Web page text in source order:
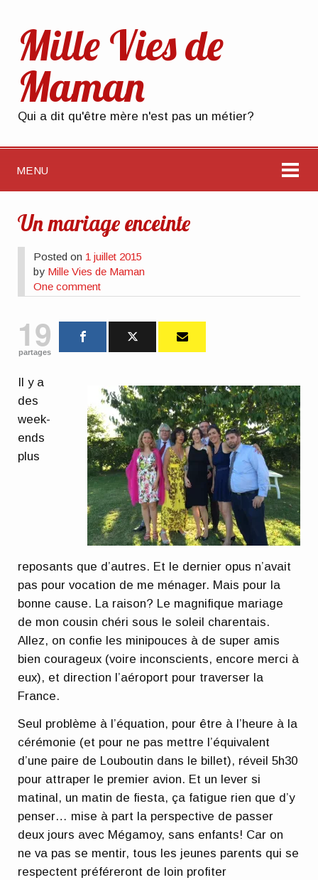
Mille Vies de
Maman
Qui a dit qu'être mère n'est pas un métier?
MENU
Un mariage enceinte
Posted on 1 juillet 2015
by Mille Vies de Maman
One comment
19
partages
Il y a
des
week-
ends
plus
reposants que d’autres. Et le dernier opus n’avait
pas pour vocation de me ménager. Mais pour la
bonne cause. La raison? Le magnifique mariage
de mon cousin chéri sous le soleil charentais.
Allez, on confie les minipouces à de super amis
bien courageux (voire inconscients, encore merci à
eux), et direction l’aéroport pour traverser la
France.
Seul problème à l’équation, pour être à l’heure à la
cérémonie (et pour ne pas mettre l’équivalent
d’une paire de Louboutin dans le billet), réveil 5h30
pour attraper le premier avion. Et un lever si
matinal, un matin de fiesta, ça fatigue rien que d’y
penser… mise à part la perspective de passer
deux jours avec Mégamoy, sans enfants! Car on
ne va pas se mentir, tous les jeunes parents qui se
respectent préféreront de loin profiter